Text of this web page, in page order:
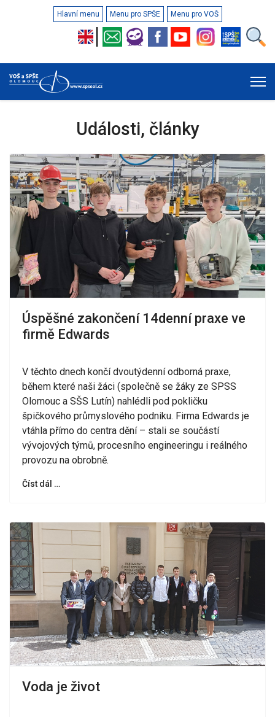
Hlavní menu Menu pro SPŠE Menu pro VOŠ
Události, články
Úspěšné zakončení 14denní praxe ve
firmě Edwards
V těchto dnech končí dvoutýdenní odborná praxe,
během které naši žáci (společně se žáky ze SPSS
Olomouc a SŠS Lutín) nahlédli pod pokličku
špičkového průmyslového podniku. Firma Edwards je
vtáhla přímo do centra dění – stali se součástí
vývojových týmů, procesního engineeringu i reálného
provozu na obrobně.
Číst dál …
Voda je život